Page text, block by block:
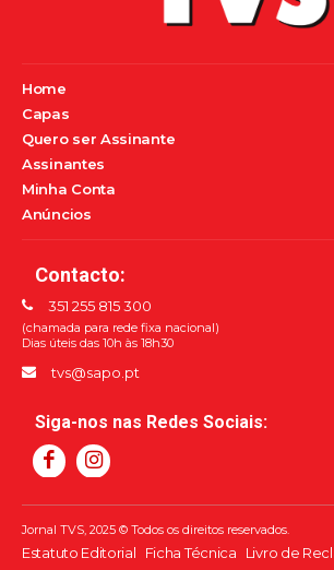
Home
Capas
Quero ser Assinante
Assinantes
Minha Conta
Anúncios
Contacto:
351 255 815 300
(chamada para rede fixa nacional)
Dias úteis das 10h às 18h30
tvs@sapo.pt
Siga-nos nas Redes Sociais:
Jornal TVS, 2025 © Todos os direitos reservados.
Estatuto Editorial Ficha Técnica Livro de